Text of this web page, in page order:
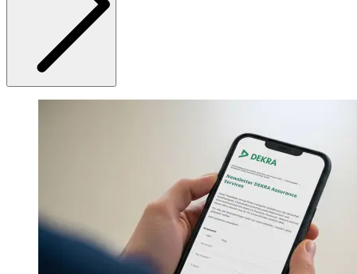
Produktblatt Klimabilanz für Organisationen (Verifizierung)